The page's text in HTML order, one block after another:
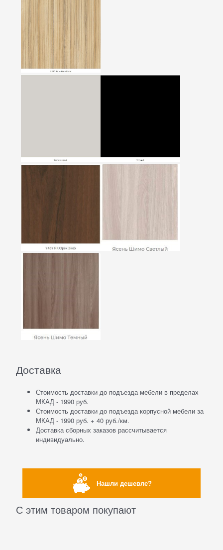
Доставка
Стоимость доставки до подъезда мебели в пределах
МКАД - 1990 руб.
Стоимость доставки до подъезда корпусной мебели за
МКАД - 1990 руб. + 40 руб./км.
Доставка сборных заказов рассчитывается
индивидуально.
Нашли дешевле?
С этим товаром покупают